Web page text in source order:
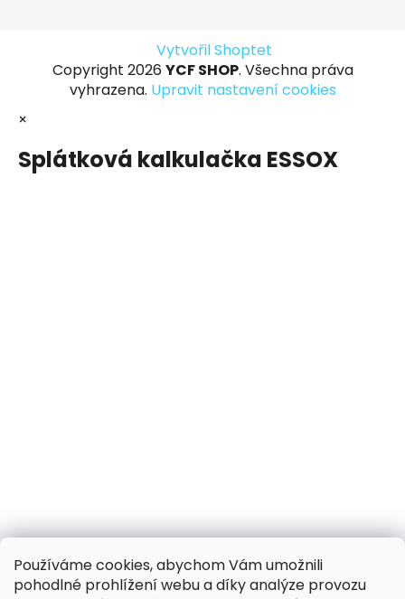
Používáme cookies, abychom Vám umožnili
pohodlné prohlížení webu a díky analýze provozu
Vytvořil Shoptet
Copyright 2026 YCF SHOP. Všechna práva
vyhrazena. Upravit nastavení cookies
×
Splátková kalkulačka ESSOX